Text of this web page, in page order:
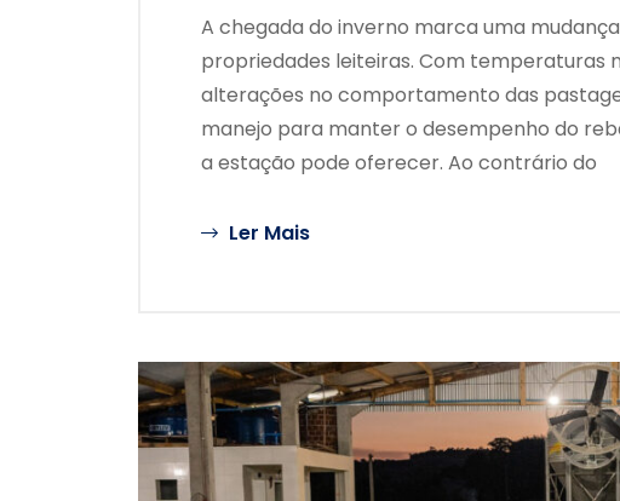
A chegada do inverno marca uma
propriedades leiteiras. Com temperaturas
alterações no comportamento das
manejo para manter o desempenho do
a estação pode oferecer. Ao contrário do
Ler Mais